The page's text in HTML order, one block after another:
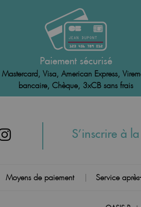
Paiement sécurisé
Mastercard, Visa, American Express,
bancaire, Chèque, 3xCB sans frais
S’inscrire à
Moyens de paiement Service